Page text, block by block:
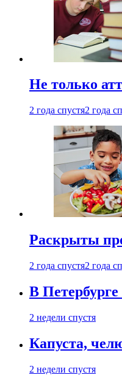
Не только
2 года спустя2 года
Раскрыты
2 года спустя2 года
В
2 недели спустя
Капуста,
2 недели спустя